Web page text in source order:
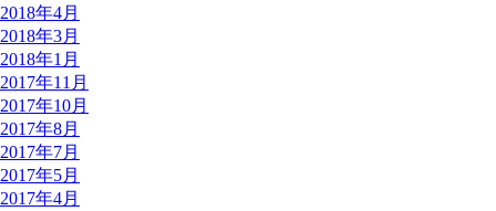
2018年4月
2018年3月
2018年1月
2017年11月
2017年10月
2017年8月
2017年7月
2017年5月
2017年4月